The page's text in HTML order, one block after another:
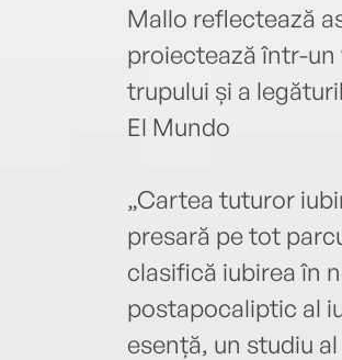
Mallo reflectează
proiectează într-un
trupului și a
El Mundo
„Cartea tuturor
presară pe tot
clasifică iubirea în
postapocaliptic al
esență, un studiu